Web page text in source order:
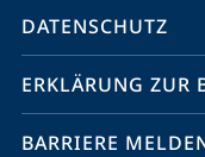
DATENSCHUTZ
ERKLÄRUNG ZUR
BARRIERE